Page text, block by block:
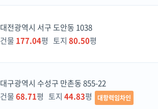
대전광역시 서구 도안동 1038
건물 177.04평 토지 80.50평
대구광역시 수성구 만촌동 855-22
건물68.71평 토지 44.83평 대항력임차인